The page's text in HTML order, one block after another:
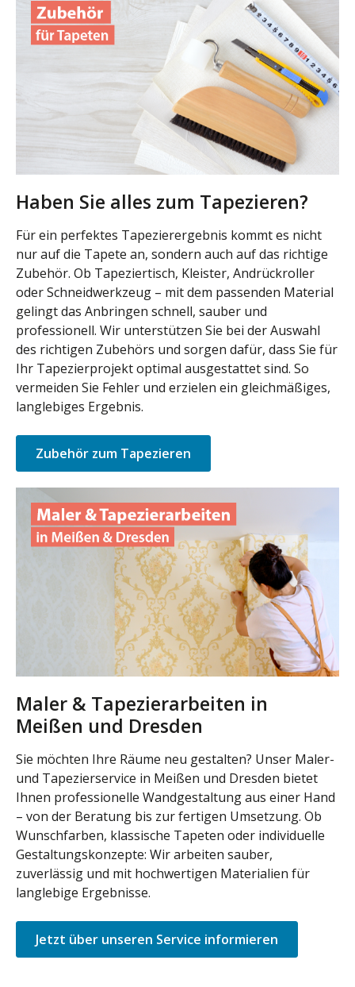
Haben Sie alles zum Tapezieren?
Für ein perfektes Tapezierergebnis kommt es nicht
nur auf die Tapete an, sondern auch auf das richtige
Zubehör. Ob Tapeziertisch, Kleister, Andrückroller
oder Schneidwerkzeug – mit dem passenden Material
gelingt das Anbringen schnell, sauber und
professionell. Wir unterstützen Sie bei der Auswahl
des richtigen Zubehörs und sorgen dafür, dass Sie für
Ihr Tapezierprojekt optimal ausgestattet sind. So
vermeiden Sie Fehler und erzielen ein gleichmäßiges,
langlebiges Ergebnis.
Zubehör zum Tapezieren
Maler & Tapezierarbeiten in
Meißen und Dresden
Sie möchten Ihre Räume neu gestalten? Unser Maler-
und Tapezierservice in Meißen und Dresden bietet
Ihnen professionelle Wandgestaltung aus einer Hand
– von der Beratung bis zur fertigen Umsetzung. Ob
Wunschfarben, klassische Tapeten oder individuelle
Gestaltungskonzepte: Wir arbeiten sauber,
zuverlässig und mit hochwertigen Materialien für
langlebige Ergebnisse.
Jetzt über unseren Service informieren